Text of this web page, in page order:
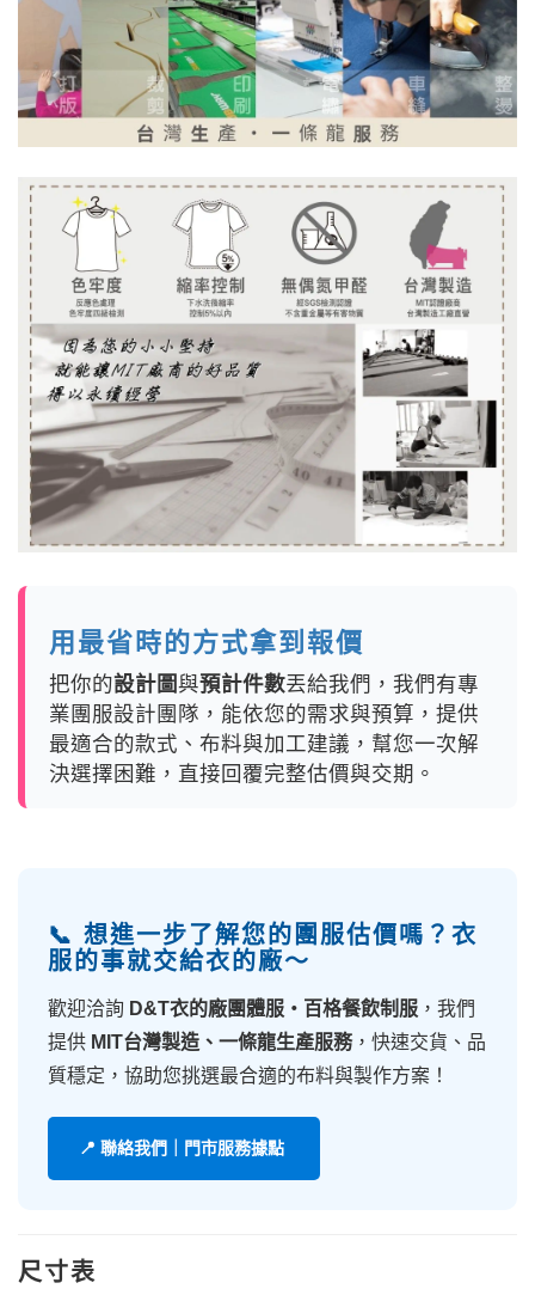
用最省時的方式拿到報價
把你的設計圖與預計件數丟給我們，我們有專
業團服設計團隊，能依您的需求與預算，提供
最適合的款式、布料與加工建議，幫您一次解
決選擇困難，直接回覆完整估價與交期。
📞 想進一步了解您的團服估價嗎？衣
服的事就交給衣的廠～
歡迎洽詢 D&T衣的廠團體服・百格餐飲制服 ，我們
提供 MIT台灣製造、一條龍生產服務，快速交貨、品
質穩定，協助您挑選最合適的布料與製作方案！
📍 聯絡我們｜門市服務據點
尺寸表